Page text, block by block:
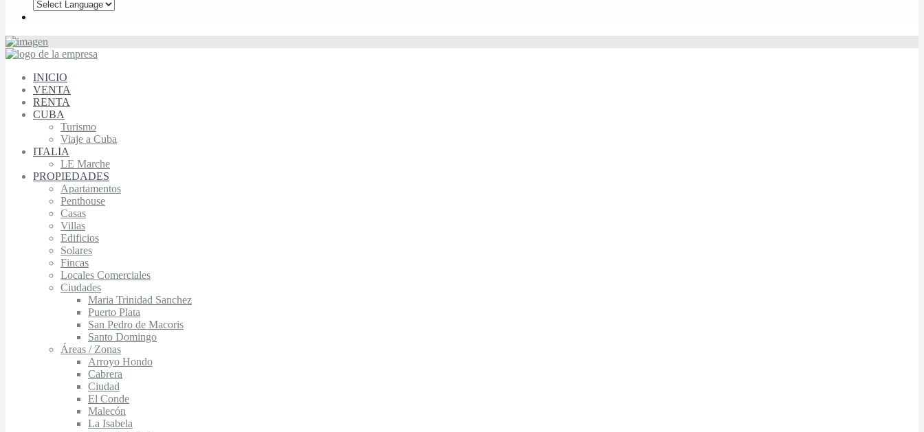
INICIO
VENTA
RENTA
CUBA
Turismo
Viaje a Cuba
ITALIA
LE Marche
PROPIEDADES
Apartamentos
Penthouse
Casas
Villas
Edificios
Solares
Fincas
Locales Comerciales
Ciudades
Maria Trinidad Sanchez
Puerto Plata
San Pedro de Macoris
Santo Domingo
Áreas / Zonas
Arroyo Hondo
Cabrera
Ciudad
El Conde
Malecón
La Isabela